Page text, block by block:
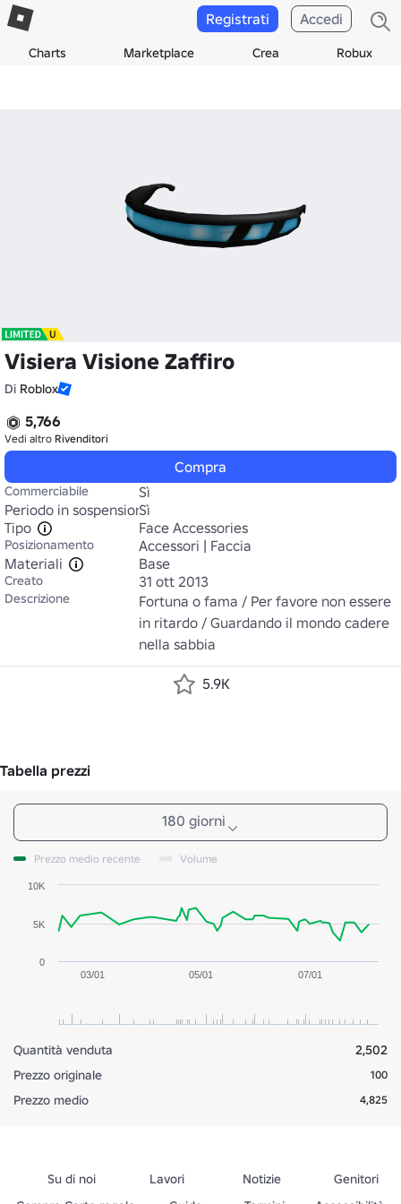
Charts Marketplace Crea Robux
Registrati Accedi
Visiera Visione Zaffiro
Di Roblox
5,766
Vedi altro Rivenditori
Compra
Commerciabile
Sì
Periodo in sospensione
Sì
Tipo
Face Accessories
Posizionamento
Accessori | Faccia
Materiali
Base
Creato 31 ott 2013
Descrizione
Fortuna o fama / Per favore non essere
in ritardo / Guardando il mondo cadere
nella sabbia
5.9K
Tabella prezzi
180 giorni
Prezzo medio recente Volume
03/01 05/01 07/01
0
5K
10K
Quantità venduta
2,502
Prezzo originale
100
Prezzo medio 4,825
Su di noi Lavori Notizie
Genitori